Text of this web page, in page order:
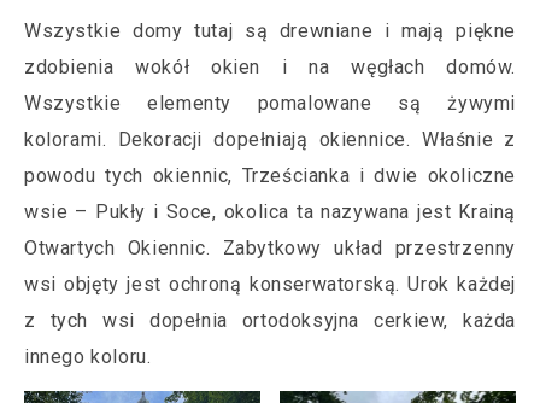
Wszystkie domy tutaj są drewniane i mają piękne
zdobienia wokół okien i na węgłach domów.
Wszystkie elementy pomalowane są żywymi
kolorami. Dekoracji dopełniają okiennice. Właśnie z
powodu tych okiennic, Trześcianka i dwie okoliczne
wsie – Pukły i Soce, okolica ta nazywana jest Krainą
Otwartych Okiennic. Zabytkowy układ przestrzenny
wsi objęty jest ochroną konserwatorską. Urok każdej
z tych wsi dopełnia ortodoksyjna cerkiew, każda
innego koloru.